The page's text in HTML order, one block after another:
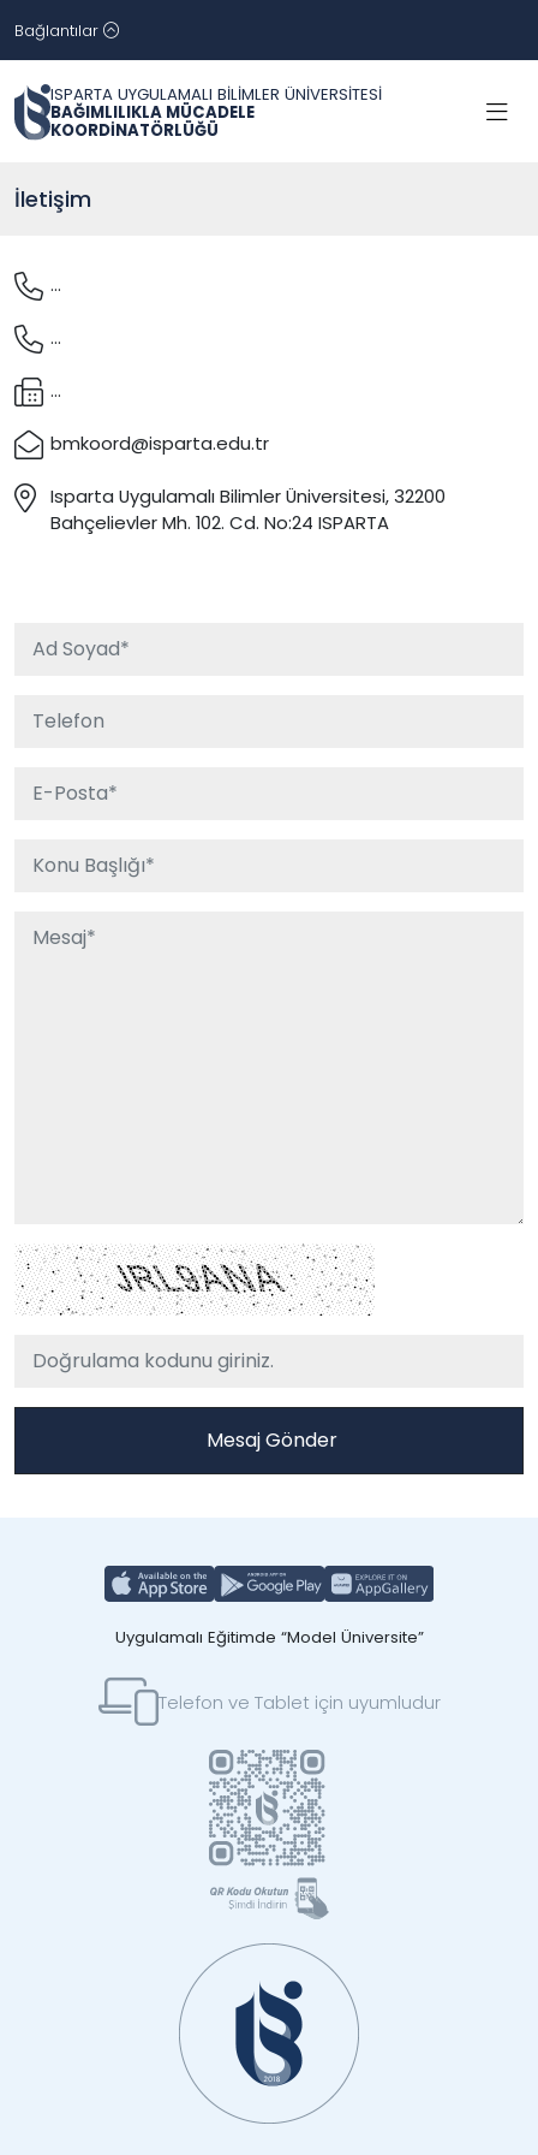
Bağlantılar
ISPARTA UYGULAMALI BİLİMLER ÜNİVERSİTESİ
BAĞIMLILIKLA MÜCADELE
KOORDİNATÖRLÜĞÜ
İletişim
...
...
...
bmkoord@isparta.edu.tr
Isparta Uygulamalı Bilimler Üniversitesi, 32200
Bahçelievler Mh. 102. Cd. No:24 ISPARTA
Uygulamalı Eğitimde “Model Üniversite”
Telefon ve Tablet için uyumludur